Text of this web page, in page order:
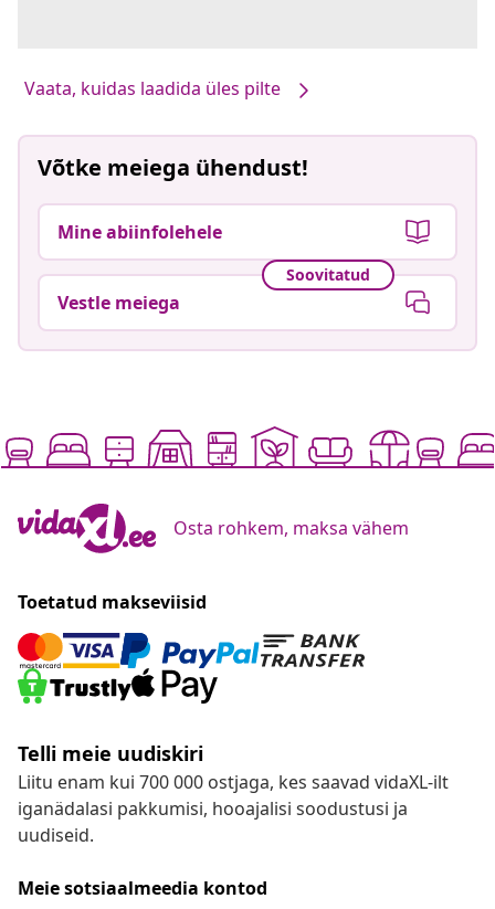
Vaata, kuidas laadida üles pilte
Võtke meiega ühendust!
Mine abiinfolehele
Soovitatud
Vestle meiega
Osta rohkem, maksa vähem
Toetatud makseviisid
Telli meie uudiskiri
Liitu enam kui 700 000 ostjaga, kes saavad vidaXL-ilt
iganädalasi pakkumisi, hooajalisi soodustusi ja
uudiseid.
Meie sotsiaalmeedia kontod